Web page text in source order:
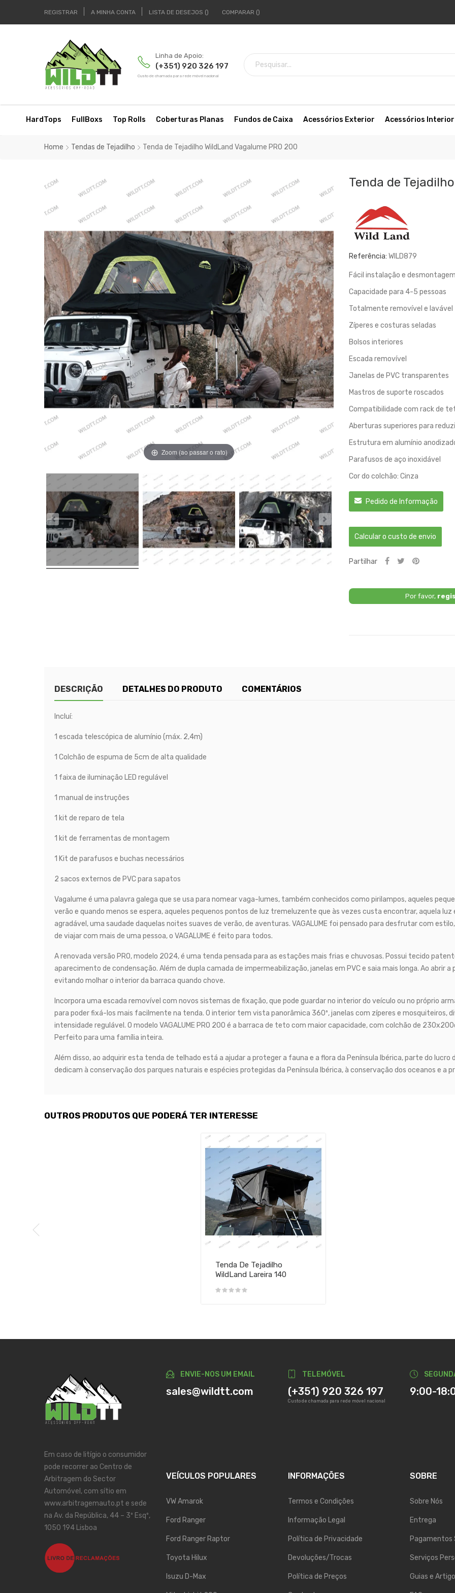
REGISTRAR A MINHA CONTA LISTA DE DESEJOS COMPARAR
Linha de Apoio:
(+351) 920 326 197
Custo de chamada para rede móvel nacional
HardTops FullBoxs Top Rolls Coberturas Planas Fundos de Caixa Acessórios Exterior Acessórios Interior
Home Tendas de Tejadilho Tenda de Tejadilho WildLand Vagalume PRO 200
Zoom (ao passar o rato)
Tenda de
Referência: WILD879
Fácil instalação e desmontagem
Capacidade para 4-5 pessoas
Totalmente removível e lavável
Zíperes e costuras seladas
Bolsos interiores
Escada removível
Janelas de PVC transparentes
Mastros de suporte roscados
Compatibilidade com rack de
Aberturas superiores para
Estrutura em alumínio
Parafusos de aço inoxidável
Cor do colchão: Cinza
Pedido de Informação
Calcular o custo de envio
Partilhar
Por favor,
DESCRIÇÃO DETALHES DO PRODUTO COMENTÁRIOS
Incluí:
1 escada telescópica de alumínio (máx. 2,4m)
1 Colchão de espuma de 5cm de alta qualidade
1 faixa de iluminação LED regulável
1 manual de instruções
1 kit de reparo de tela
1 kit de ferramentas de montagem
1 Kit de parafusos e buchas necessários
2 sacos externos de PVC para sapatos
Vagalume é uma palavra galega que se usa para nomear vaga-lumes, também conhecidos como pirilampos, aqueles
verão e quando menos se espera, aqueles pequenos pontos de luz tremeluzente que às vezes custa encontrar, aquela
agradável, uma saudade daquelas noites suaves de verão, de aventuras. VAGALUME foi pensado para desfrutar com
de viajar com mais de uma pessoa, o VAGALUME é feito para todos.
A renovada versão PRO, modelo 2024, é uma tenda pensada para as estações mais frias e chuvosas. Possui tecido
aparecimento de condensação. Além de dupla camada de impermeabilização, janelas em PVC e saia mais longa. Ao abrir
evitando molhar o interior da barraca quando chove.
Incorpora uma escada removível com novos sistemas de fixação, que pode guardar no interior do veículo ou no próprio
para poder fixá-los mais facilmente na tenda. O interior tem vista panorâmica 360º, janelas com zíperes e mosquiteiros,
intensidade regulável. O modelo VAGALUME PRO 200 é a barraca de teto com maior capacidade, com colchão de
Perfeito para uma família inteira.
Além disso, ao adquirir esta tenda de telhado está a ajudar a proteger a fauna e a flora da Península Ibérica, parte do lucro
dedicam à conservação dos parques naturais e espécies protegidas da Península Ibérica, à conservação dos oceanos e a
OUTROS PRODUTOS QUE PODERÁ TER INTERESSE
Tenda De Tejadilho
WildLand Lareira 140
ENVIE-NOS UM EMAIL
sales@wildtt.com
TELEMÓVEL
(+351) 920 326 197
Custo de chamada para rede móvel nacional
9:00-
Em caso de litígio o consumidor
pode recorrer ao Centro de
Arbitragem do Sector
Automóvel, com sítio em
www.arbitragemauto.pt e sede
na Av. da República, 44 – 3º Esqº,
1050 194 Lisboa
VEÍCULOS POPULARES
VW Amarok
Ford Ranger
Ford Ranger Raptor
Toyota Hilux
Isuzu D-Max
INFORMAÇÕES
Termos e Condições
Informação Legal
Política de Privacidade
Devoluções/Trocas
Política de Preços
SOBRE
Sobre Nós
Entrega
Pagamentos
Serviços
Guias e